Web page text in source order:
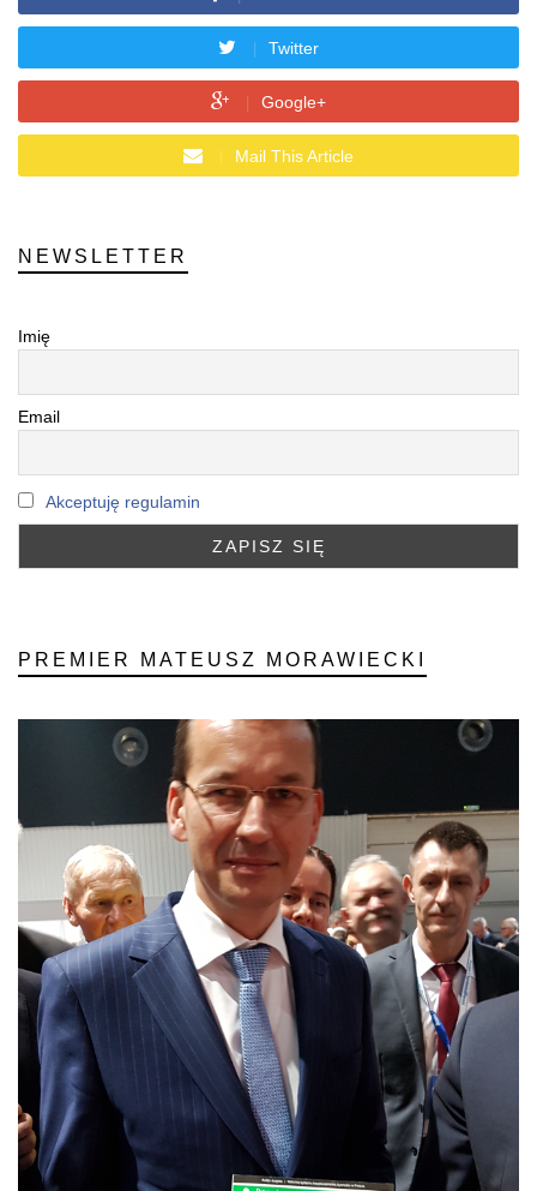
Twitter
Google+
Mail This Article
NEWSLETTER
Imię
Email
Akceptuję regulamin
PREMIER MATEUSZ MORAWIECKI